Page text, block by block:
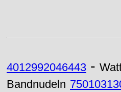
4012992046443 -
Bandnudeln